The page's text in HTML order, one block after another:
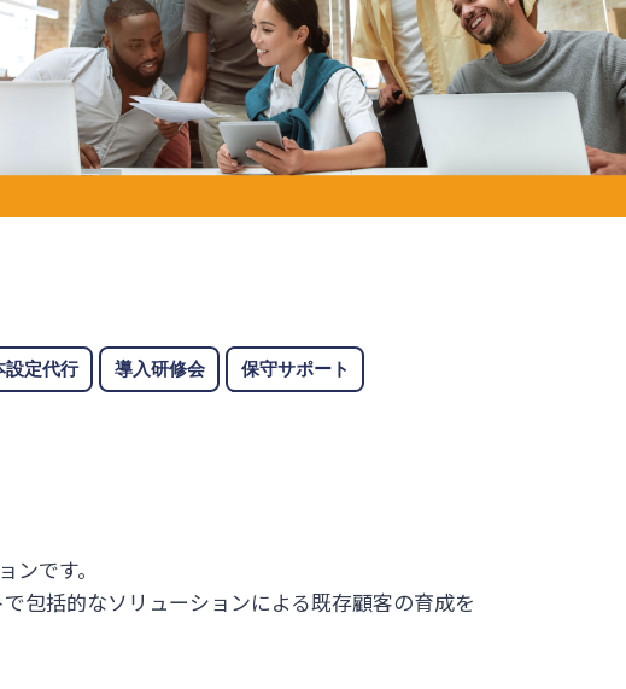
設定代行 導入研修会 保守サポート
です。
包括的なソリューションによる既存顧客の育成を